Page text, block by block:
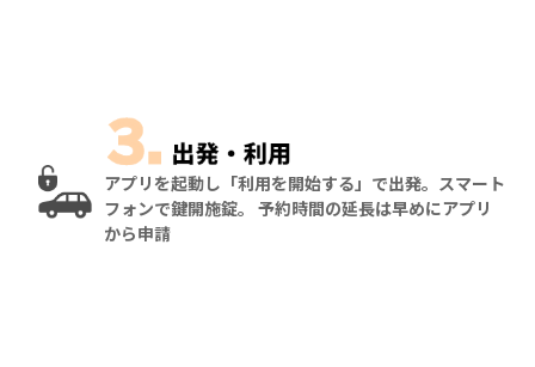
アプリを起動し「利用を開始する」で出発。スマート
フォンで鍵開施錠。 予約時間の延長は早めにアプリ
から申請